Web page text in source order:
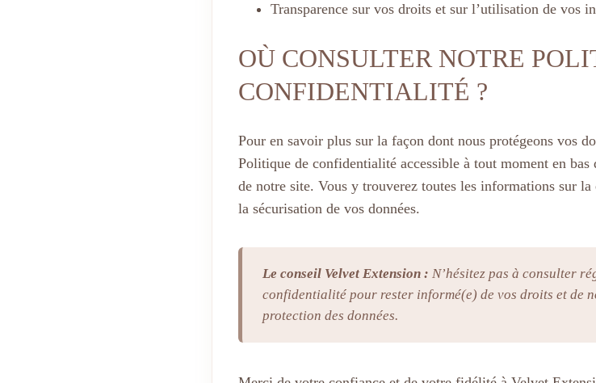
Transparence sur vos droits et sur l’utilisation de vos
OÙ CONSULTER NOTRE
CONFIDENTIALITÉ ?
Pour en savoir plus sur la façon dont nous protégeons vos
Politique de confidentialité accessible à tout moment en bas
de notre site. Vous y trouverez toutes les informations sur
la sécurisation de vos données.
Le conseil Velvet Extension : N’hésitez pas à consulter
confidentialité pour rester informé(e) de vos droits et de
protection des données.